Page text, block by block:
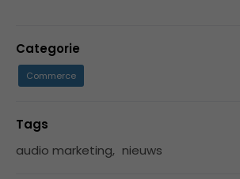
Categorie
Commerce
Tags
audio marketing, nieuws